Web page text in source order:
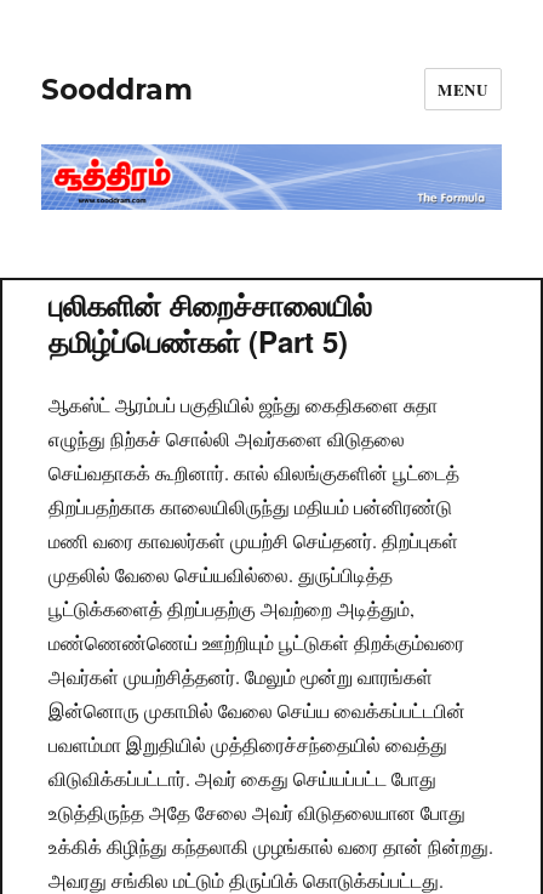
Sooddram MENU
புலிகளின் சிறைச்சாலையில்
தமிழ்ப்பெண்கள் (Part 5)
ஆகஸ்ட் ஆரம்பப் பகுதியில் ஜந்து கைதிகளை சுதா
எழுந்து நிற்கச் சொல்லி அவர்களை விடுதலை
செய்வதாகக் கூறினார். கால் விலங்குகளின் பூட்டைத்
திறப்பதற்காக காலையிலிருந்து மதியம் பன்னிரண்டு
மணி வரை காவலர்கள் முயற்சி செய்தனர். திறப்புகள்
முதலில் வேலை செய்யவில்லை. துருப்பிடித்த
பூட்டுக்களைத் திறப்பதற்கு அவற்றை அடித்தும்,
மண்ணெண்ணெய் ஊற்றியும் பூட்டுகள் திறக்கும்வரை
அவர்கள் முயற்சித்தனர். மேலும் மூன்று வாரங்கள்
இன்னொரு முகாமில் வேலை செய்ய வைக்கப்பட்டபின்
பவளம்மா இறுதியில் முத்திரைச்சந்தையில் வைத்து
விடுவிக்கப்பட்டார். அவர் கைது செய்யப்பட்ட போது
உடுத்திருந்த அதே சேலை அவர் விடுதலையான போது
உக்கிக் கிழிந்து கந்தலாகி முழங்கால் வரை தான் நின்றது.
அவரது சங்கில மட்டும் திருப்பிக் கொடுக்கப்பட்டது.